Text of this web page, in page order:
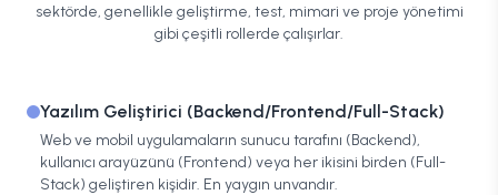
sektörde, genellikle geliştirme, test, mimari ve proje yönetimi
gibi çeşitli rollerde çalışırlar.
Yazılım Geliştirici (Backend/Frontend/Full-Stack)
Web ve mobil uygulamaların sunucu tarafını (Backend),
kullanıcı arayüzünü (Frontend) veya her ikisini birden (Full-
Stack) geliştiren kişidir. En yaygın unvandır.